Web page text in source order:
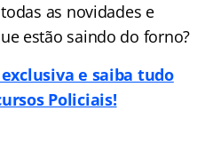
as novidades e
estão saindo do forno?
e saiba tudo
Policiais!